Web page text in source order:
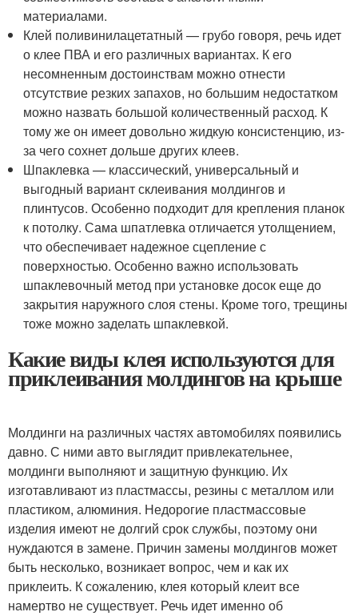
материалами.
Клей поливинилацетатный — грубо говоря, речь идет
о клее ПВА и его различных вариантах. К его
несомненным достоинствам можно отнести
отсутствие резких запахов, но большим недостатком
можно назвать большой количественный расход. К
тому же он имеет довольно жидкую консистенцию, из-
за чего сохнет дольше других клеев.
Шпаклевка — классический, универсальный и
выгодный вариант склеивания молдингов и
плинтусов. Особенно подходит для крепления планок
к потолку. Сама шпатлевка отличается утолщением,
что обеспечивает надежное сцепление с
поверхностью. Особенно важно использовать
шпаклевочный метод при установке досок еще до
закрытия наружного слоя стены. Кроме того, трещины
тоже можно заделать шпаклевкой.
Какие виды клея используются для
приклеивания молдингов на крыше
Молдинги на различных частях автомобилях появились
давно. С ними авто выглядит привлекательнее,
молдинги выполняют и защитную функцию. Их
изготавливают из пластмассы, резины с металлом или
пластиком, алюминия. Недорогие пластмассовые
изделия имеют не долгий срок службы, поэтому они
нуждаются в замене. Причин замены молдингов может
быть несколько, возникает вопрос, чем и как их
приклеить. К сожалению, клея который клеит все
намертво не существует. Речь идет именно об